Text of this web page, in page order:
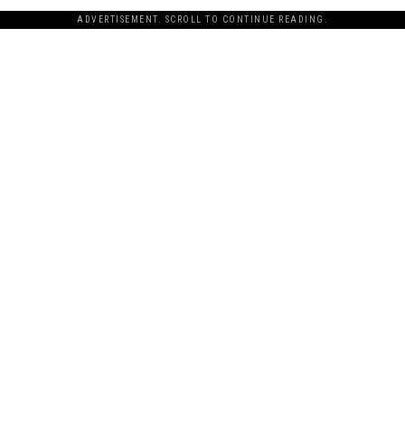
ADVERTISEMENT. SCROLL TO CONTINUE READING.